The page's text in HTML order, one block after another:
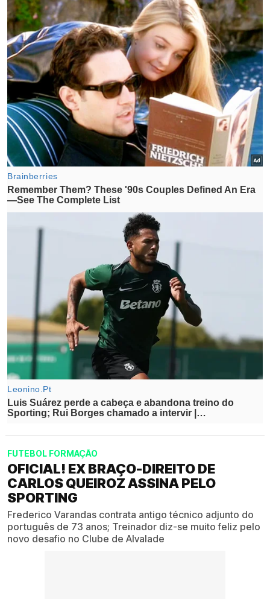
FUTEBOL FORMAÇÃO
OFICIAL! EX BRAÇO-DIREITO DE
CARLOS QUEIROZ ASSINA PELO
SPORTING
Frederico Varandas contrata antigo técnico adjunto do
português de 73 anos; Treinador diz-se muito feliz pelo
novo desafio no Clube de Alvalade